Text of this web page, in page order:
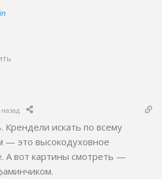
Крендели искать по всему
— это высокодуховное
А вот картины смотреть —